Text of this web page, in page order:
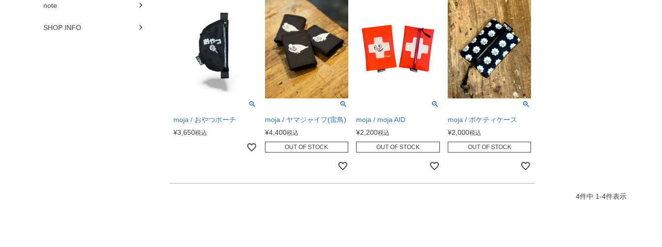
note
SHOP INFO
moja / おやつポーチ
¥3,650税込
moja / ヤマジャイフ(雷鳥)
¥4,400税込
OUT OF STOCK
moja / moja AID
¥2,200税込
OUT OF STOCK
moja / ポケティケース
¥2,000税込
OUT OF STOCK
4件中 1-4件表示